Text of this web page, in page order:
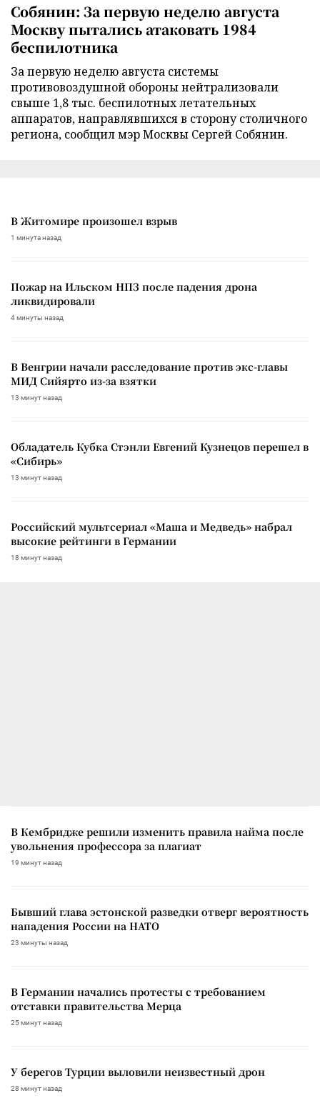
Собянин: За первую неделю августа
Москву пытались атаковать 1984
беспилотника
За первую неделю августа системы
противовоздушной обороны нейтрализовали
свыше 1,8 тыс. беспилотных летательных
аппаратов, направлявшихся в сторону столичного
региона, сообщил мэр Москвы Сергей Собянин.
В Житомире произошел взрыв
1 минута назад
Пожар на Ильском НПЗ после падения дрона
ликвидировали
4 минуты назад
В Венгрии начали расследование против экс-главы
МИД Сийярто из-за взятки
13 минут назад
Обладатель Кубка Стэнли Евгений Кузнецов перешел в
«Сибирь»
13 минут назад
Российский мультсериал «Маша и Медведь» набрал
высокие рейтинги в Германии
18 минут назад
В Кембридже решили изменить правила найма после
увольнения профессора за плагиат
19 минут назад
Бывший глава эстонской разведки отверг вероятность
нападения России на НАТО
23 минуты назад
В Германии начались протесты с требованием
отставки правительства Мерца
25 минут назад
У берегов Турции выловили неизвестный дрон
28 минут назад